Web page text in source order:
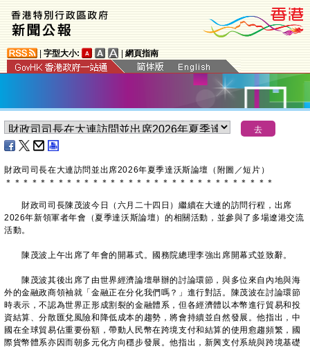
字型大小: 網頁指南
財政司司長在大連訪問並出席2026年夏季達沃斯論壇（附圖／短片）
＊ ＊ ＊ ＊ ＊ ＊ ＊ ＊ ＊ ＊ ＊ ＊ ＊ ＊ ＊ ＊ ＊ ＊ ＊ ＊ ＊ ＊ ＊ ＊ ＊ ＊ ＊ ＊ ＊ ＊ ＊
財政司司長陳茂波今日（六月二十四日）繼續在大連的訪問行程，出席
2026年新領軍者年會（夏季達沃斯論壇）的相關活動，並參與了多場遼港交流
活動。
陳茂波上午出席了年會的開幕式。國務院總理李強出席開幕式並致辭。
陳茂波其後出席了由世界經濟論壇舉辦的討論環節，與多位來自內地與海
外的金融政商領袖就「金融正在分化我們嗎？」進行對話。陳茂波在討論環節
時表示，不認為世界正形成割裂的金融體系，但各經濟體以本幣進行貿易和投
資結算、分散匯兌風險和降低成本的趨勢，將會持續並自然發展。他指出，中
國在全球貿易佔重要份額，帶動人民幣在跨境支付和結算的使用愈趨頻繁，國
際貨幣體系亦因而朝多元化方向穩步發展。他指出，新興支付系統與跨境基礎